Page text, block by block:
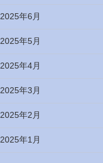
2025年6月
2025年5月
2025年4月
2025年3月
2025年2月
2025年1月